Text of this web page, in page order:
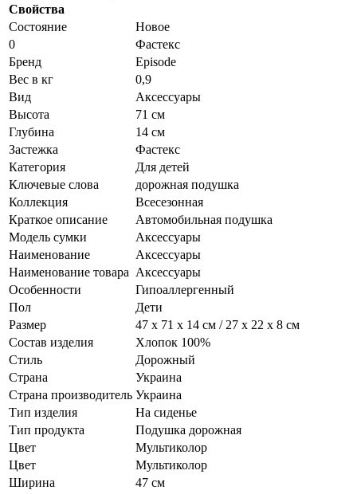
Свойства
Состояние
Новое
0
Фастекс
Бренд
Episode
Вес в кг
0,9
Вид
Аксессуары
Высота
71 см
Глубина
14 см
Застежка
Фастекс
Категория
Для детей
Ключевые слова
дорожная подушка
Коллекция
Всесезонная
Краткое описание
Автомобильная подушка
Модель сумки
Аксессуары
Наименование
Аксессуары
Наименование товара Аксессуары
Особенности
Гипоаллергенный
Пол
Дети
Размер
47 х 71 х 14 см / 27 х 22 х 8 см
Состав изделия
Хлопок 100%
Стиль
Дорожный
Страна
Украина
Страна производитель Украина
Тип изделия
На сиденье
Тип продукта
Подушка дорожная
Цвет
Мультиколор
Цвет
Мультиколор
Ширина
47 см